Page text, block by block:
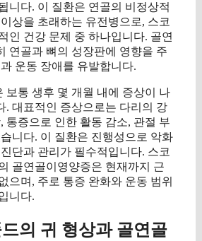
니다. 이 질환은 연골의 비정상적
상을 초래하는 유전병으로, 스코
인 건강 문제 중 하나입니다. 골연
연골과 뼈의 성장판에 영향을 주
운동 장애를 유발합니다.
보통 생후 몇 개월 내에 증상이 나
. 대표적인 증상으로는 다리의 강
통증으로 인한 활동 감소, 관절 부
니다. 이 질환은 진행성으로 악화
단과 관리가 필수적입니다. 스코
골연골이영양증은 현재까지 근
으며, 주로 통증 완화와 운동 범위
니다.
의 귀 형상과 골연골